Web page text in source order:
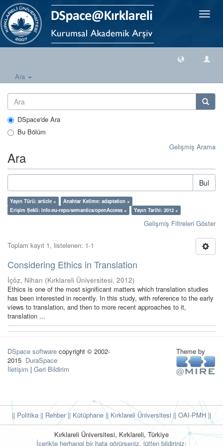
Geçiş
Ara
DSpace'de Ara
Bu Bölüm
Gelişmiş Arama
Ara
Bul
Yayın Türü: article ×
Anahtar Kelime: adaptation ×
Erişim Şekli: info:eu-repo/semantics/openAccess ×
Yayın Tarihi: 2012 ×
Gelişmiş Filtreleri Göster
Toplam kayıt 1, listelenen: 1-1
Considering Ethics in Translation
İçöz, Nihan (Kırklareli Üniversitesi, 2012)
Ethics is one of the most significant matters which translation studies
has been interested in recently. In this study, with reference to the early
views to translation, and then to more recent approaches to it,
translation ...
DSpace software copyright © 2002-
2015 DuraSpace
İletişim | Geri Bildirim
Theme by
|| Politika || Rehber|| Kütüphane|| Kırklareli Üniversitesi || OAI-PMH ||
Kırklareli Üniversitesi, Kırklareli, Türkiye
İçerikte herhangi bir hata görürseniz, lütfen bildiriniz: